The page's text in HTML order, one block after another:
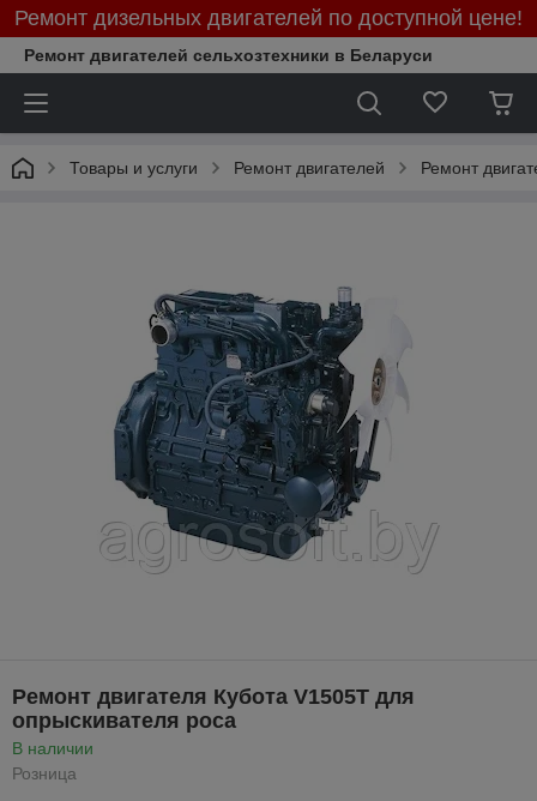
Ремонт дизельных двигателей по доступной цене!
Ремонт двигателей сельхозтехники в Беларуси
Товары и услуги Ремонт двигателей Ремонт
Ремонт двигателя Кубота V1505T для
опрыскивателя роса
В наличии
Розница